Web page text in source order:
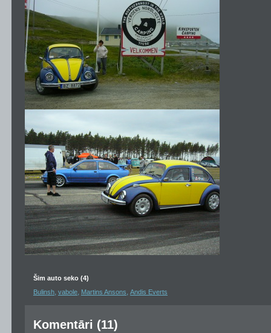
Šim auto seko (4)
Bulinsh, vabole, Martins Ansons, Andis Everts
Komentāri (11)